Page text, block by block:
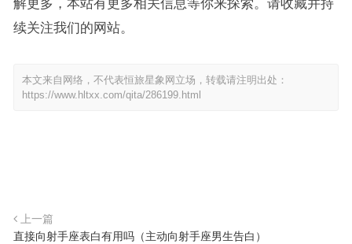
解更多，本站有更多相关信息等你来探索。请收藏并持
续关注我们的网站。
本文来自网络，不代表恒旅星象网立场，转载请注明出处：
https://www.hltxx.com/qita/286199.html
上一篇
直接向射手座表白有用吗（主动向射手座男生告白）